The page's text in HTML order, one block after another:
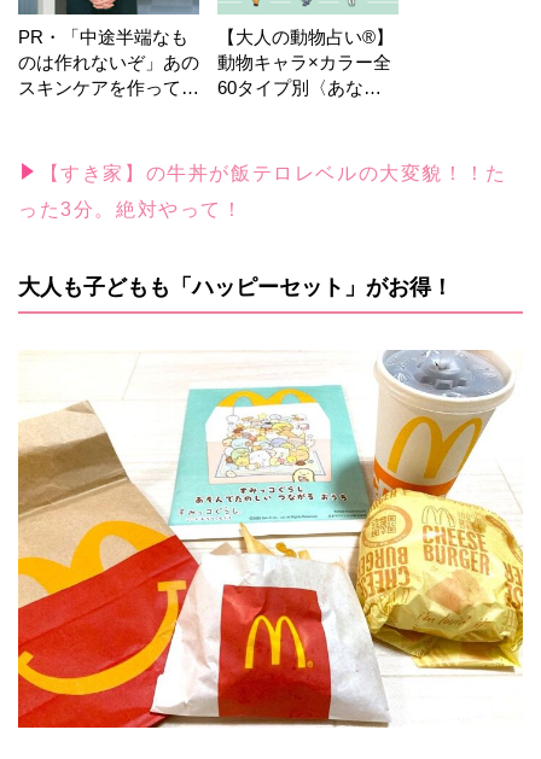
PR・「中途半端なも
のは作れないぞ」あの
スキンケアを作ってい
【大人の動物占い®】
動物キャラ×カラー全
60タイプ別〈あなた
【すき家】の牛丼が飯テロレベルの大変貌！！た
った3分。絶対やって！
大人も子どもも「ハッピーセット」がお得！